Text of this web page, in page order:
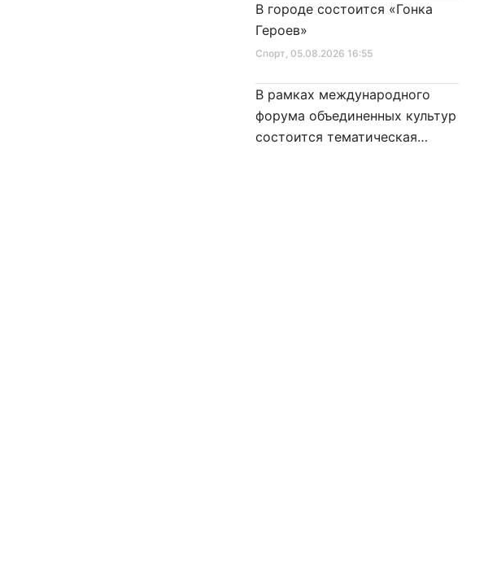
Спорт, 05.08.2026 16:55
В городе состоится «Гонка
Героев»
В рамках международного
форума объединенных культур
состоится тематическая